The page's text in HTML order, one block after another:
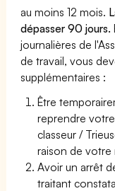
au moins 12 mois.
dépasser 90 jours.
journalières de
de travail, vous
supplémentaires :
Être
reprendre
classeur /
raison de votre
Avoir un arrêt
traitant